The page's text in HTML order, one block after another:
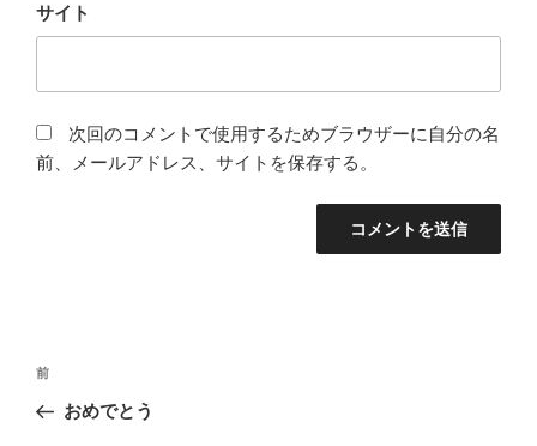
サイト
次回のコメントで使用するためブラウザーに自分の名
前、メールアドレス、サイトを保存する。
投
ナ
前
の
前
おめでとう